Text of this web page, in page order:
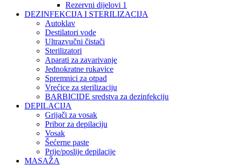
Rezervni dijelovi 1
DEZINFEKCIJA I STERILIZACIJA
Autoklav
Destilatori vode
Ultrazvučni čistači
Sterilizatori
Aparati za zavarivanje
Jednokratne rukavice
Spremnici za otpad
Vrećice za sterilizaciju
BARBICIDE sredstva za dezinfekciju
DEPILACIJA
Grijači za vosak
Pribor za depilaciju
Vosak
Šećerne paste
Prije/poslije depilacije
MASAŽA